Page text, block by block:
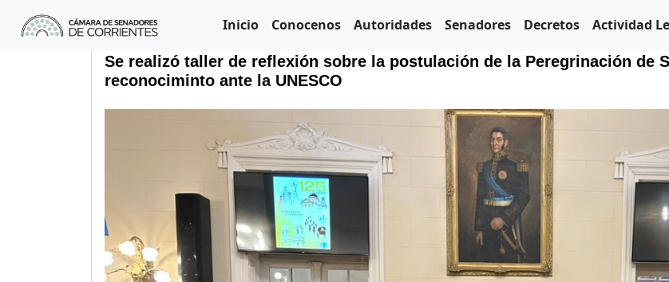
Inicio Conocenos Autoridades Senadores Decretos Actividad
Se realizó taller de reflexión sobre la postulación de la Peregrinación de
reconociminto ante la UNESCO